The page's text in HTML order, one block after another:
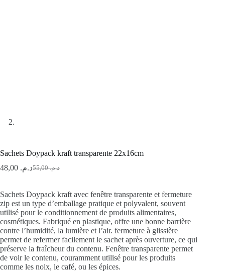
Sachets Doypack kraft transparente 22x16cm
د.م.55,00
Le
était :
د.م. 55,00.
د.م.Le
est :
د.م. 48,00.
Sachets Doypack kraft avec fenêtre transparente et fermeture
zip est un type d’emballage pratique et polyvalent, souvent
utilisé pour le conditionnement de produits alimentaires,
cosmétiques. Fabriqué en plastique, offre une bonne barrière
contre l’humidité, la lumière et l’air. fermeture à glissière
permet de refermer facilement le sachet après ouverture, ce qui
préserve la fraîcheur du contenu. Fenêtre transparente permet
de voir le contenu, couramment utilisé pour les produits
comme les noix, le café, ou les épices.